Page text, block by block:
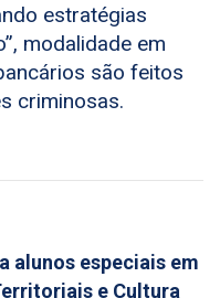
estratégias
modalidade em
são feitos
criminosas.
alunos especiais em
e Cultura